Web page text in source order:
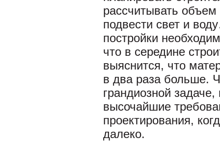
рассчитывать
подвести свет и
постройки
что в середине
выяснится, что
в два раза больше.
грандиозной
высочайшие
проектирования,
далеко.